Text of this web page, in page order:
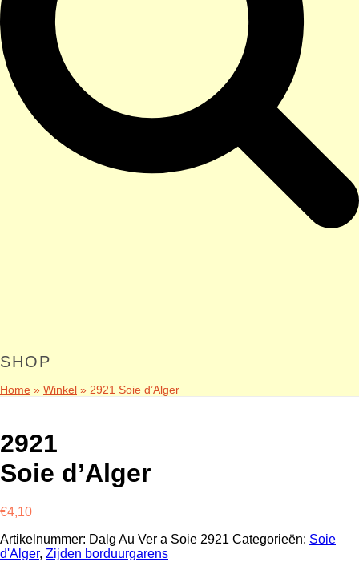
SHOP
Home » Winkel » 2921 Soie d’Alger
2921
Soie d’Alger
€4,10
Artikelnummer: Dalg Au Ver a Soie 2921 Categorieën: Soie
d'Alger, Zijden borduurgarens